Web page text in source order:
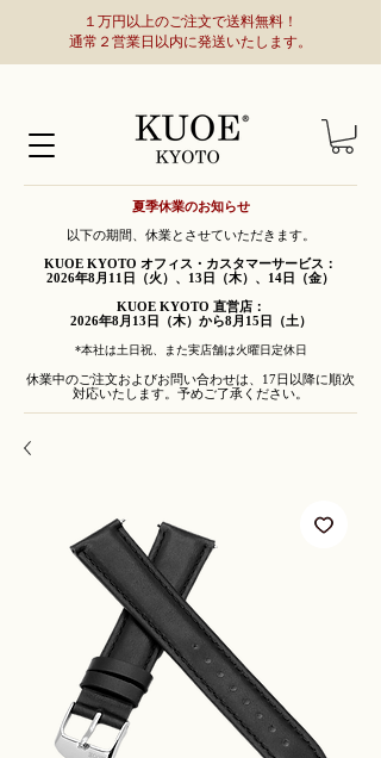
１万円以上のご注文で送料無料！
通常２営業日以内に発送いたします。
夏季休業のお知らせ
以下の期間、休業とさせていただきます。
KUOE KYOTO オフィス・カスタマーサービス：
2026年8月11日（火）、13日（木）、14日（金）
KUOE KYOTO 直営店：
2026年8月13日（木）から8月15日（土）
*本社は土日祝、また実店舗は火曜日定休日
休業中のご注文およびお問い合わせは、17日以降に順次
対応いたします。予めご了承ください。